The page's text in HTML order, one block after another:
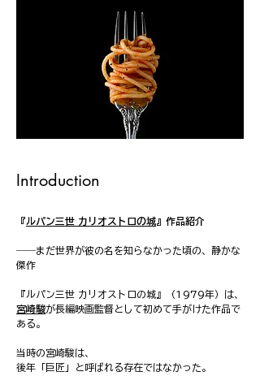
Introduction
『ルパン三世 カリオストロの城』作品紹介
――まだ世界が彼の名を知らなかった頃の、静かな
傑作
『ルパン三世 カリオストロの城』（1979年）は、
宮崎駿が長編映画監督として初めて手がけた作品で
ある。
当時の宮崎駿は、
後年「巨匠」と呼ばれる存在ではなかった。